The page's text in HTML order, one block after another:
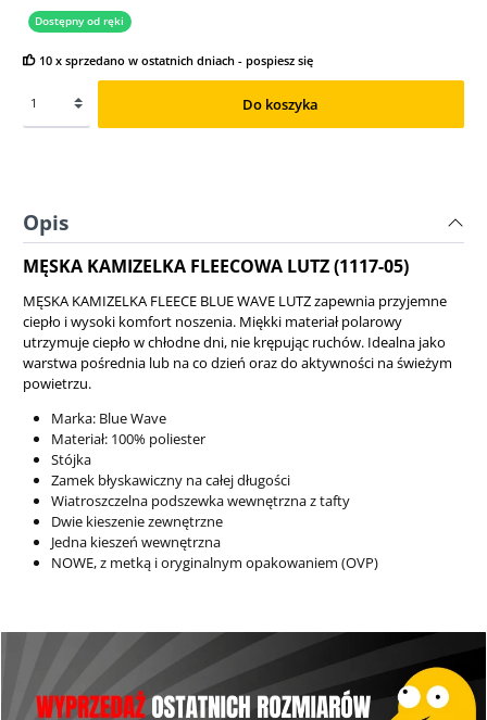
Dostępny od ręki
10 x sprzedano w ostatnich dniach - pospiesz się
Do koszyka
Opis
MĘSKA KAMIZELKA FLEECOWA LUTZ (1117-05)
MĘSKA KAMIZELKA FLEECE BLUE WAVE LUTZ zapewnia przyjemne
ciepło i wysoki komfort noszenia. Miękki materiał polarowy
utrzymuje ciepło w chłodne dni, nie krępując ruchów. Idealna jako
warstwa pośrednia lub na co dzień oraz do aktywności na świeżym
powietrzu.
Marka: Blue Wave
Materiał: 100% poliester
Stójka
Zamek błyskawiczny na całej długości
Wiatroszczelna podszewka wewnętrzna z tafty
Dwie kieszenie zewnętrzne
Jedna kieszeń wewnętrzna
NOWE, z metką i oryginalnym opakowaniem (OVP)